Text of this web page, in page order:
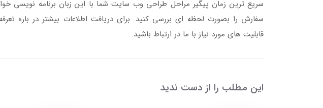
سریع ترین زمان پیگیر مراحل طراحی وب سایت شما با این زبان برنامه نویسی
سفارش را بصورت لحظه ای بررسی کنید. برای دریافت اطلاعات بیشتر در باره
قابلیت های مورد نیاز با ما در ارتباط باشید.
این مطلب را از دست ندید